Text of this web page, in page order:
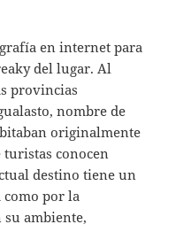
en internet para
del lugar. Al
provincias
nombre de
originalmente
turistas conocen
destino tiene un
por la
ambiente,